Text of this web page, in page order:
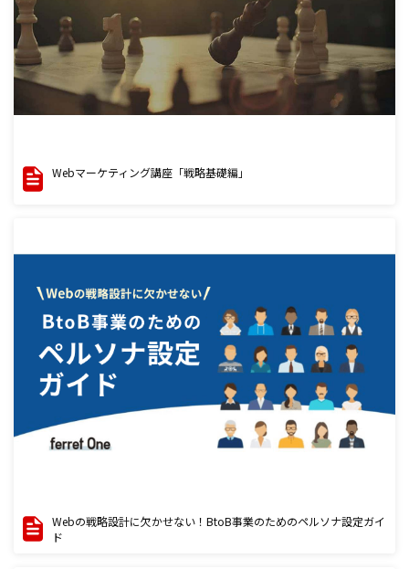
Webマーケティング講座「戦略基礎編」
Webの戦略設計に欠かせない！BtoB事業のためのペルソナ設定ガイ
ド